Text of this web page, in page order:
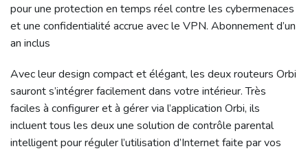
pour une protection en temps réel contre les cybermenaces
et une confidentialité accrue avec le VPN. Abonnement d’un
an inclus
Avec leur design compact et élégant, les deux routeurs Orbi
sauront s’intégrer facilement dans votre intérieur. Très
faciles à configurer et à gérer via l’application Orbi, ils
incluent tous les deux une solution de contrôle parental
intelligent pour réguler l’utilisation d’Internet faite par vos